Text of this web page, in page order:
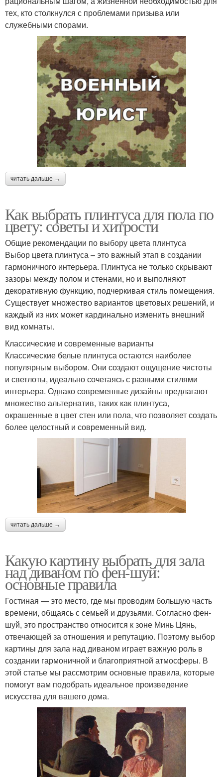
тех, кто столкнулся с проблемами призыва или
служебными спорами.
читать дальше →
Как выбрать плинтуса для пола по
цвету: советы и хитрости
Общие рекомендации по выбору цвета плинтуса
Выбор цвета плинтуса – это важный этап в создании
гармоничного интерьера. Плинтуса не только скрывают
зазоры между полом и стенами, но и выполняют
декоративную функцию, подчеркивая стиль помещения.
Существует множество вариантов цветовых решений, и
каждый из них может кардинально изменить внешний
вид комнаты.
Классические и современные варианты
Классические белые плинтуса остаются наиболее
популярным выбором. Они создают ощущение чистоты
и светлоты, идеально сочетаясь с разными стилями
интерьера. Однако современные дизайны предлагают
множество альтернатив, таких как плинтуса,
окрашенные в цвет стен или пола, что позволяет создать
более целостный и современный вид.
читать дальше →
Какую картину выбрать для зала
над диваном по фен-шуй:
основные правила
Гостиная — это место, где мы проводим большую часть
времени, общаясь с семьей и друзьями. Согласно фен-
шуй, это пространство относится к зоне Минь Цянь,
отвечающей за отношения и репутацию. Поэтому выбор
картины для зала над диваном играет важную роль в
создании гармоничной и благоприятной атмосферы. В
этой статье мы рассмотрим основные правила, которые
помогут вам подобрать идеальное произведение
искусства для вашего дома.